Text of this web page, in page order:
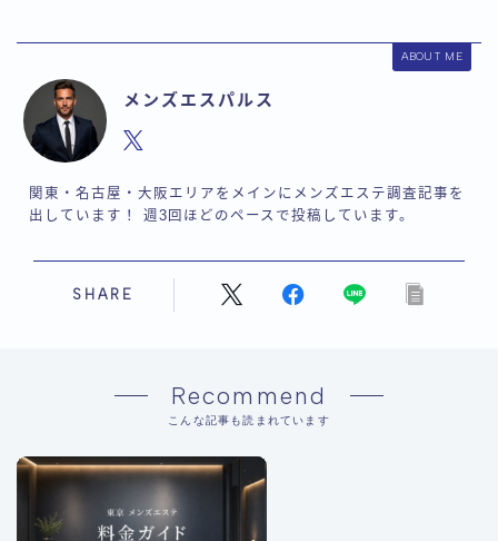
ABOUT ME
メンズエスパルス
関東・名古屋・大阪エリアをメインにメンズエステ調査記事を
出しています！ 週3回ほどのペースで投稿しています。
SHARE
Recommend
こんな記事も読まれています